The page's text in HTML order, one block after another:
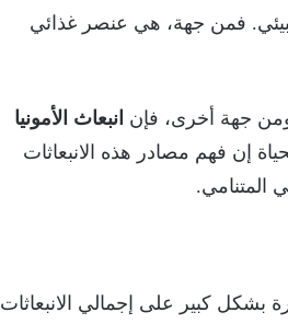
البيئي. فمن جهة، هي عنصر غذائي
ومن جهة أخرى، فإن انبعاث الأمونيا
إن فهم مصادر هذه الانبعاثات
المتنامي.
بشكل كبير على إجمالي الانبعاثات